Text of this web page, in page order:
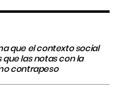
que el contexto social
las notas con la
contrapeso